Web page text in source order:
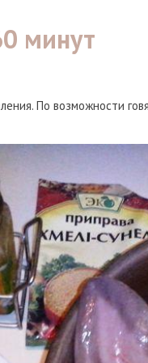
минут
По возможности